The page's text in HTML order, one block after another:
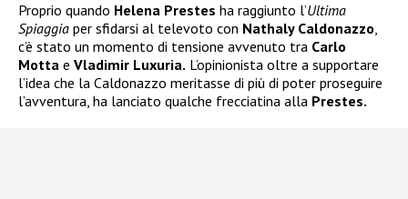
Proprio quando Helena Prestes ha raggiunto l’Ultima
Spiaggia per sfidarsi al televoto con Nathaly Caldonazzo,
c’è stato un momento di tensione avvenuto tra Carlo
Motta e Vladimir Luxuria. L’opinionista oltre a supportare
l’idea che la Caldonazzo meritasse di più di poter proseguire
l’avventura, ha lanciato qualche frecciatina alla Prestes.